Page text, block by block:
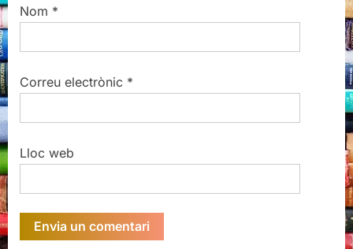
Nom *
Correu electrònic *
Lloc web